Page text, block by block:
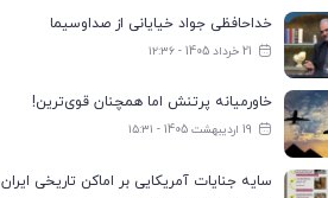
خداحافظی جواد خیایانی از صداوسیما
21 خرداد 1405 - ۱۲:۳۶
خاورمیانه پرتنش اما همچنان قوی‌ترین!
19 اردیبهشت 1405 - ۱۵:۳۱
سایه جنایات آمریکایی بر اماکن تاریخی ایران